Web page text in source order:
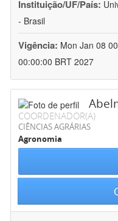
Instituição/UF/País:
- Brasil
Vigência: Mon Jan 08
00:00:00 BRT 2027
COORDENADOR(A)
CIÊNCIAS AGRÁRIAS
Agronomia